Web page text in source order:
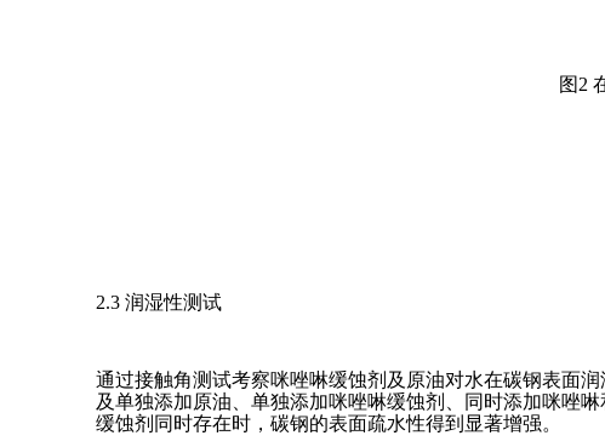
图2
2.3 润湿性测试
通过接触角测试考察咪唑啉缓蚀剂及原油对水在碳钢表面
及单独添加原油、单独添加咪唑啉缓蚀剂、同时添加咪唑
缓蚀剂同时存在时，碳钢的表面疏水性得到显著增强。